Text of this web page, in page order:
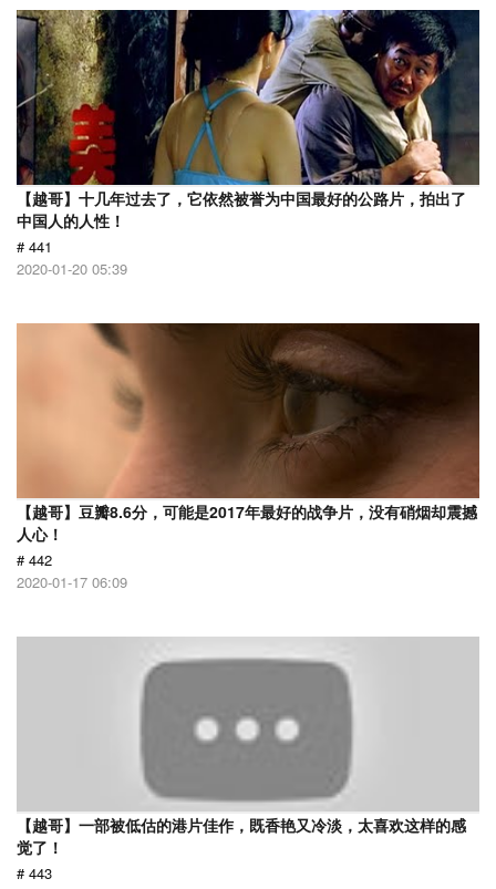
【越哥】十几年过去了，它依然被誉为中国最好的公路片，拍出了
中国人的人性！
# 441
2020-01-20 05:39
【越哥】豆瓣8.6分，可能是2017年最好的战争片，没有硝烟却震撼
人心！
# 442
2020-01-17 06:09
【越哥】一部被低估的港片佳作，既香艳又冷淡，太喜欢这样的感
觉了！
# 443